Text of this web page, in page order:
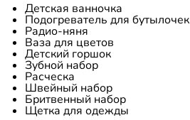
Детская ванночка
Подогреватель для бутылочек
Радио-няня
Ваза для цветов
Детский горшок
Зубной набор
Расческа
Швейный набор
Бритвенный набор
Щетка для одежды